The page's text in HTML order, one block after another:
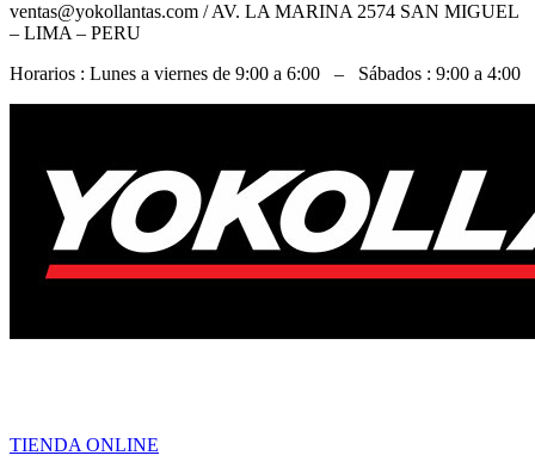
ventas@yokollantas.com / AV. LA MARINA 2574 SAN MIGUEL
– LIMA – PERU
Horarios : Lunes a viernes de 9:00 a 6:00 – Sábados : 9:00 a 4:00
TIENDA ONLINE